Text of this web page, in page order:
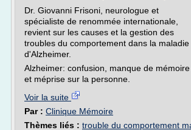
Dr. Giovanni Frisoni, neurologue et
spécialiste de renommée internationale,
revient sur les causes et la gestion des
troubles du comportement dans la maladie
d'Alzheimer.
Alzheimer: confusion, manque de mémoire
et méprise sur la personne.
Voir la suite
Par : Clinique Mémoire
Thèmes liés : trouble du comportement